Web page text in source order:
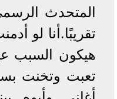
المتحدث
تقريبًا.أنا لو
هيكون السبب
تعبت وتخنت